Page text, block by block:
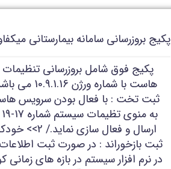
پکیج بروزرسانی سامانه بیمارستانی میکفاوا با
پکیج فوق شامل بروزرسانی
ثبت تخت : با فعال بودن سرویس
ارسال و فعال
ثبت بازخوراند : در صورت ثبت
در نرم افزار سیستم در بازه های